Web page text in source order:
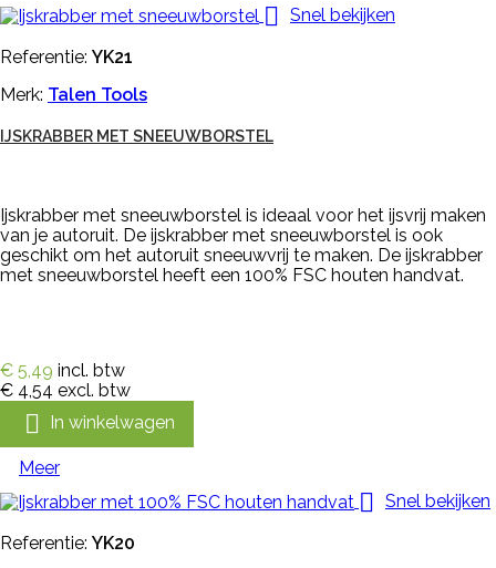
 Snel bekijken
Referentie: YK21
Merk: Talen Tools
IJSKRABBER MET SNEEUWBORSTEL
Ijskrabber met sneeuwborstel is ideaal voor het ijsvrij maken
van je autoruit. De ijskrabber met sneeuwborstel is ook
geschikt om het autoruit sneeuwvrij te maken. De ijskrabber
met sneeuwborstel heeft een 100% FSC houten handvat.
€ 5,49 incl. btw
€ 4,54 excl. btw
 In winkelwagen
Meer
 Snel bekijken
Referentie: YK20